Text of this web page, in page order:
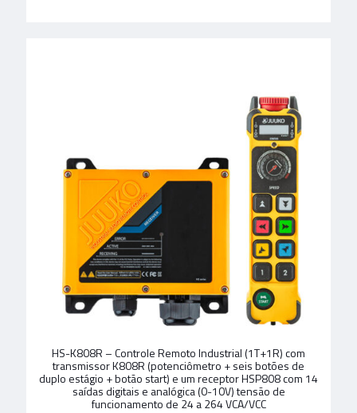
HS-K808R – Controle Remoto Industrial (1T+1R) com
transmissor K808R (potenciômetro + seis botões de
duplo estágio + botão start) e um receptor HSP808 com 14
saídas digitais e analógica (0-10V) tensão de
funcionamento de 24 a 264 VCA/VCC